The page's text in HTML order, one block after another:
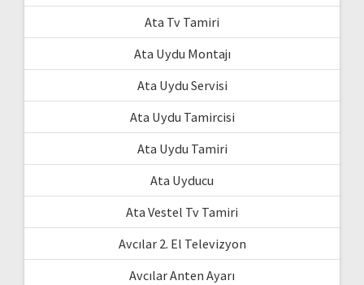
Ata Tv Tamiri
Ata Uydu Montajı
Ata Uydu Servisi
Ata Uydu Tamircisi
Ata Uydu Tamiri
Ata Uyducu
Ata Vestel Tv Tamiri
Avcılar 2. El Televizyon
Avcılar Anten Ayarı